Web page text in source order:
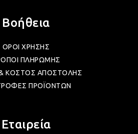
Βοήθεια
ΟΡΟΙ ΧΡΗΣΗΣ
ΠΛΗΡΩΜΗΣ
ΚΟΣΤΟΣ ΑΠΟΣΤΟΛΗΣ
ΠΡΟΪΟΝΤΩΝ
Εταιρεία